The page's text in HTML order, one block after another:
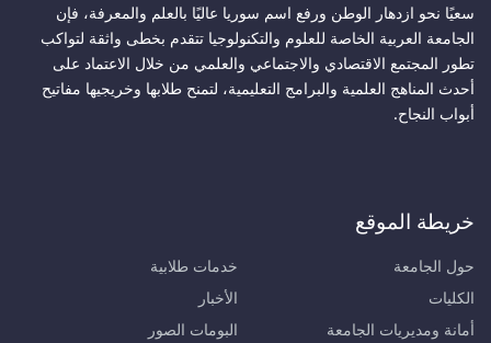
سعيًا نحو ازدهار الوطن ورفع اسم سوريا عاليًا بالعلم والمعرفة، فإن
الجامعة العربية الخاصة للعلوم والتكنولوجيا تتقدم بخطى واثقة لتواكب
تطور المجتمع الاقتصادي والاجتماعي والعلمي من خلال الاعتماد على
أحدث المناهج العلمية والبرامج التعليمية، لتمنح طلابها وخريجيها مفاتيح
أبواب النجاح.
خريطة الموقع
حول الجامعة
الكليات
أمانة ومديريات الجامعة
خدمات طلابية
الأخبار
البومات الصور